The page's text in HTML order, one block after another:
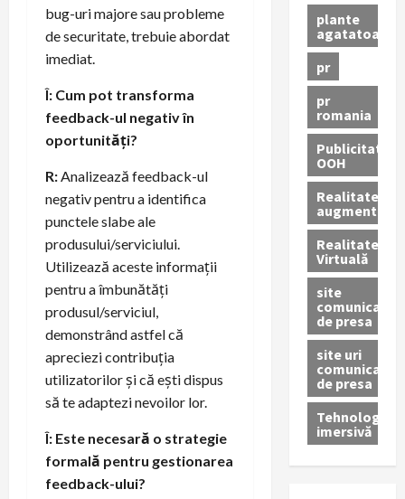
bug-uri majore sau probleme
de securitate, trebuie abordat
imediat.
Î: Cum pot transforma
feedback-ul negativ în
oportunități?
R: Analizează feedback-ul
negativ pentru a identifica
punctele slabe ale
produsului/serviciului.
Utilizează aceste informații
pentru a îmbunătăți
produsul/serviciul,
demonstrând astfel că
apreciezi contribuția
utilizatorilor și că ești dispus
să te adaptezi nevoilor lor.
Î: Este necesară o strategie
formală pentru gestionarea
feedback-ului?
plante
agatatoare
pr
pr
romania
Publicitate
OOH
Realitatea
augmentată
Realitatea
Virtuală
site
comunicate
de presa
site uri
comunicate
de presa
Tehnologie
imersivă